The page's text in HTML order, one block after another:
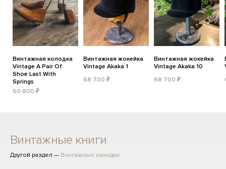
Винтажная колодка
Vintage A Pair Of
Shoe Last With
Springs
60 800 ₽
Винтажная жокейка
Vintage Akaka 1
68 700 ₽
Винтажная жокейка
Vintage Akaka 10
68 700 ₽
Винтажные книги
Другой раздел — Винтажные находки